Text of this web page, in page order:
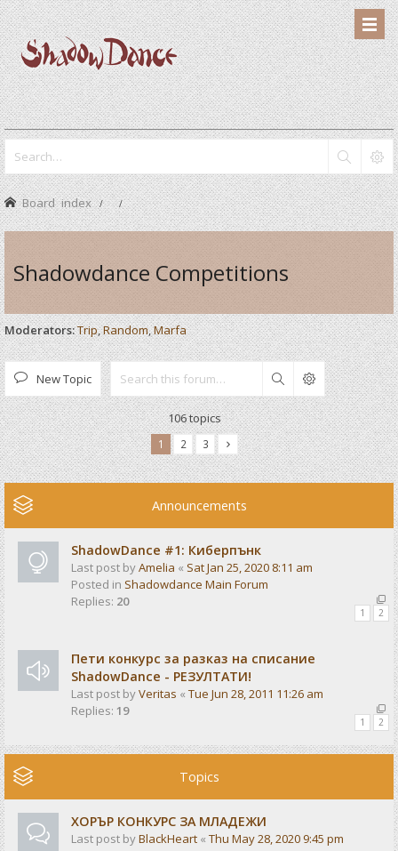
Board index
Shadowdance Competitions
Moderators:Trip,Random,Marfa
New Topic Search
106 topics
1 2 3
Announcements
ShadowDance #1: Киберпънк
Last post byAmelia « Sat Jan 25, 2020 8:11 am
Posted in Shadowdance Main Forum
Replies: 20
1 2
Пети конкурс за разказ на списание
ShadowDance - РЕЗУЛТАТИ!
Last post byVeritas « Tue Jun 28, 2011 11:26 am
Replies: 19
1 2
Topics
ХОРЪР КОНКУРС ЗА МЛАДЕЖИ
Last post byBlackHeart « Thu May 28, 2020 9:45 pm